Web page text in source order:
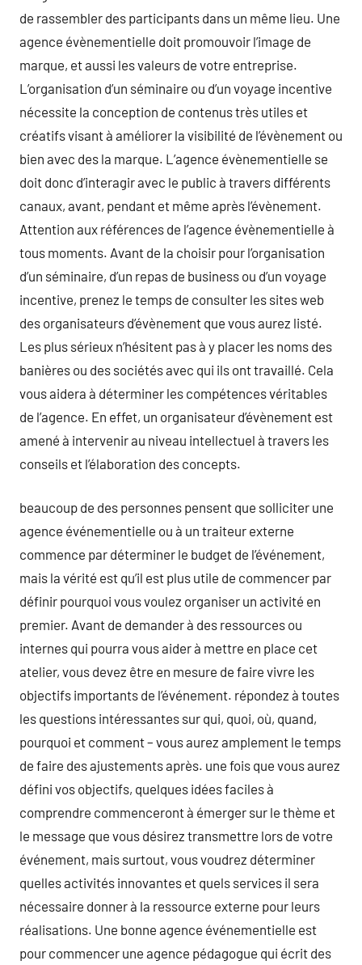
de rassembler des participants dans un même lieu. Une
agence évènementielle doit promouvoir l’image de
marque, et aussi les valeurs de votre entreprise.
L’organisation d’un séminaire ou d’un voyage incentive
nécessite la conception de contenus très utiles et
créatifs visant à améliorer la visibilité de l’évènement ou
bien avec des la marque. L’agence évènementielle se
doit donc d’interagir avec le public à travers différents
canaux, avant, pendant et même après l’évènement.
Attention aux références de l’agence évènementielle à
tous moments. Avant de la choisir pour l’organisation
d’un séminaire, d’un repas de business ou d’un voyage
incentive, prenez le temps de consulter les sites web
des organisateurs d’évènement que vous aurez listé.
Les plus sérieux n’hésitent pas à y placer les noms des
banières ou des sociétés avec qui ils ont travaillé. Cela
vous aidera à déterminer les compétences véritables
de l’agence. En effet, un organisateur d’évènement est
amené à intervenir au niveau intellectuel à travers les
conseils et l’élaboration des concepts.
beaucoup de des personnes pensent que solliciter une
agence événementielle ou à un traiteur externe
commence par déterminer le budget de l’événement,
mais la vérité est qu’il est plus utile de commencer par
définir pourquoi vous voulez organiser un activité en
premier. Avant de demander à des ressources ou
internes qui pourra vous aider à mettre en place cet
atelier, vous devez être en mesure de faire vivre les
objectifs importants de l’événement. répondez à toutes
les questions intéressantes sur qui, quoi, où, quand,
pourquoi et comment – vous aurez amplement le temps
de faire des ajustements après. une fois que vous aurez
défini vos objectifs, quelques idées faciles à
comprendre commenceront à émerger sur le thème et
le message que vous désirez transmettre lors de votre
événement, mais surtout, vous voudrez déterminer
quelles activités innovantes et quels services il sera
nécessaire donner à la ressource externe pour leurs
réalisations. Une bonne agence événementielle est
pour commencer une agence pédagogue qui écrit des